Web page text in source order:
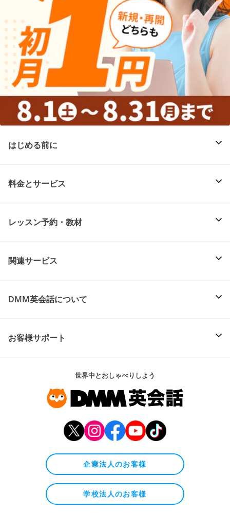
はじめる前に
料金とサービス
レッスン予約・教材
関連サービス
DMM英会話について
お客様サポート
世界中とおしゃべりしよう
企業法人のお客様
学校法人のお客様